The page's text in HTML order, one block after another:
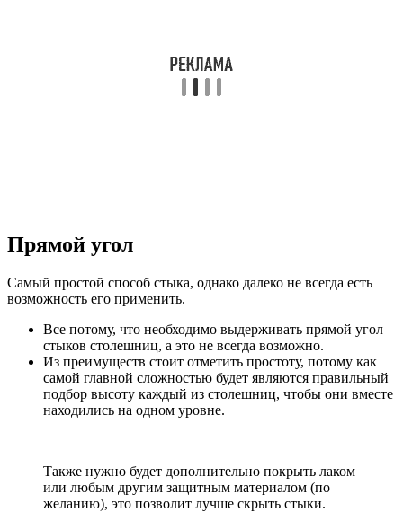
Прямой угол
Самый простой способ стыка, однако далеко не всегда есть
возможность его применить.
Все потому, что необходимо выдерживать прямой угол
стыков столешниц, а это не всегда возможно.
Из преимуществ стоит отметить простоту, потому как
самой главной сложностью будет являются правильный
подбор высоту каждый из столешниц, чтобы они вместе
находились на одном уровне.
Также нужно будет дополнительно покрыть лаком
или любым другим защитным материалом (по
желанию), это позволит лучше скрыть стыки.